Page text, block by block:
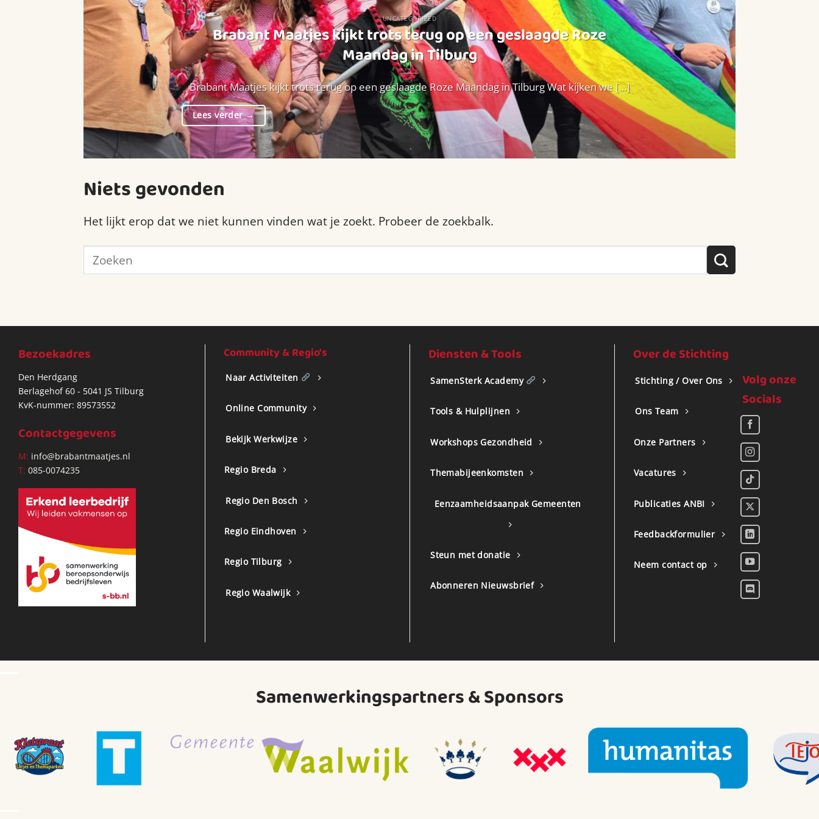
UNCATEGORIZED
Brabant Maatjes kijkt trots terug op een geslaagde Roze
Maandag in Tilburg
Brabant Maatjes kijkt trots terug op een geslaagde Roze Maandag in Tilburg Wat kijken we [...]
Lees verder→
Niets gevonden
Het lijkt erop dat we niet kunnen vinden wat je zoekt. Probeer de zoekbalk.
Bezoekadres
Den Herdgang
Berlagehof 60 - 5041 JS Tilburg
KvK-nummer: 89573552
Contactgegevens
M: info@brabantmaatjes.nl
T: 085-0074235
Community & Regio's
Naar Activiteiten
Online Community
Bekijk Werkwijze
Regio Breda
Regio Den Bosch
Regio Eindhoven
Regio Tilburg
Regio Waalwijk
Diensten & Tools
SamenSterk Academy
Tools & Hulplijnen
Workshops Gezondheid
Themabijeenkomsten
Eenzaamheidsaanpak Gemeenten
Steun met donatie
Abonneren Nieuwsbrief
Over de Stichting
Stichting / Over Ons
Ons Team
Onze Partners
Vacatures
Publicaties ANBI
Feedbackformulier
Neem contact op
Volg onze
Socials
Samenwerkingspartners & Sponsors